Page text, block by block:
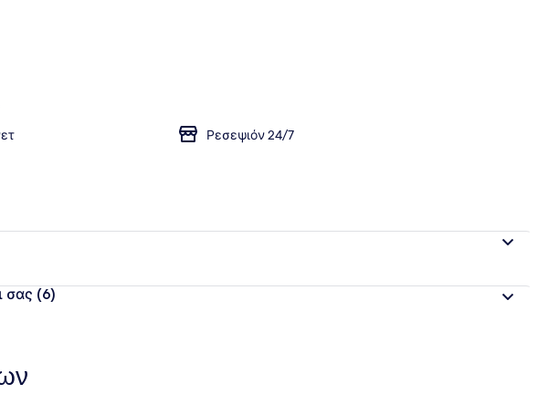
Ρεσεψιόν 24/7
σας (6)